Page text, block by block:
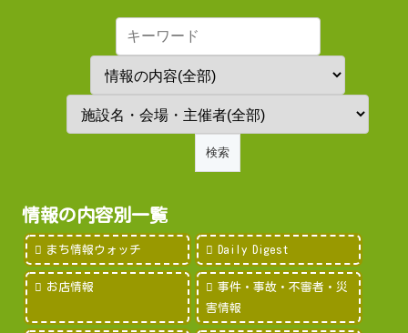
情報の内容別一覧
まち情報ウォッチ Daily Digest
お店情報
事件・事故・不審者・災
害情報